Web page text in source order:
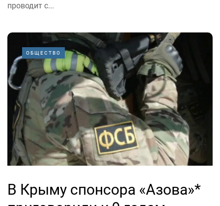
проводит с...
ОБЩЕСТВО
В Крыму спонсора «Азова»*